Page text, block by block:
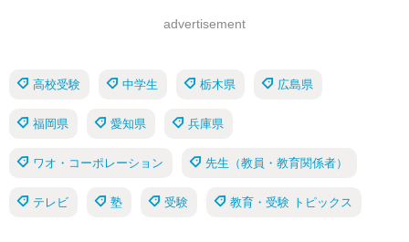
advertisement
高校受験 中学生 栃木県 広島県
福岡県 愛知県 兵庫県
ワオ・コーポレーション 先生（教員・教育関係者）
テレビ 塾 受験 教育・受験 トピックス